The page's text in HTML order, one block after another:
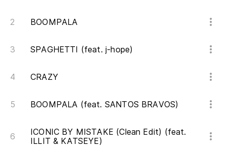
BOOMPALA
SPAGHETTI (feat. j-hope)
CRAZY
BOOMPALA (feat. SANTOS BRAVOS)
ICONIC BY MISTAKE (Clean Edit) (feat.
ILLIT & KATSEYE)